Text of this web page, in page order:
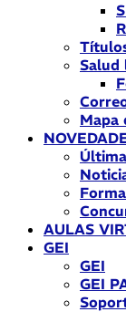
Salud
Mapa
AULAS
GEI
GEI
GEI